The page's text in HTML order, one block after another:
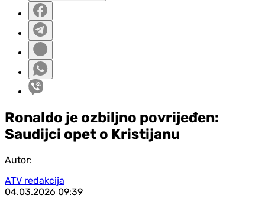
Ronaldo je ozbiljno povrijeđen:
Saudijci opet o Kristijanu
Autor:
ATV redakcija
04.03.2026 09:39